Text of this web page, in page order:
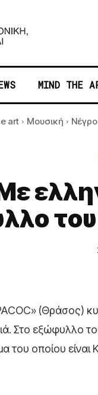
MIND THE
art Μουσική
(Θράσος)
Στο εξώφυλλο
του οποίου είναι